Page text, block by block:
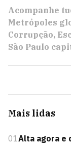
Acompanhe
Metrópoles
Corrupção
São Paulo
Mais lidas
01Alta agora e